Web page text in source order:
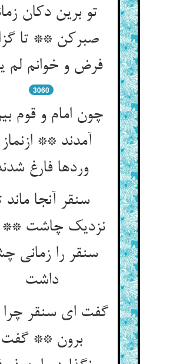
تو برین دکان
صبرکن ** تا
فرض و خوانم لم
3060
چون امام و قوم
آمدند **
وردها فارغ
سنقر آنجا ماند
نزدیک چاشت **
سنقر را زمانی
داشت
گفت ای سنقر چرا
برون ** گفت